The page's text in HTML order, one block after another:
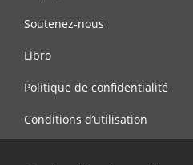
Soutenez-nous
Libro
Politique de confidentialité
Conditions d’utilisation